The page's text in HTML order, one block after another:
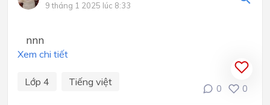
9 tháng 1 2025 lúc 8:33
nnn
Xem chi tiết
Lớp 4 Tiếng việt
0 0